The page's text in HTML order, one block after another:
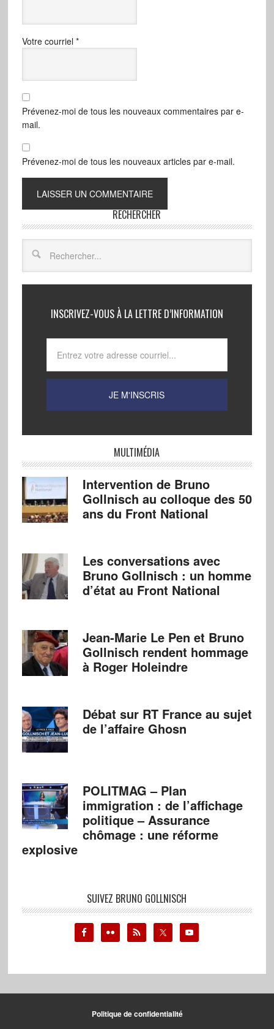
Votre courriel *
Prévenez-moi de tous les nouveaux commentaires par e-
mail.
Prévenez-moi de tous les nouveaux articles par e-mail.
RECHERCHER
INSCRIVEZ-VOUS À LA LETTRE D’INFORMATION
MULTIMÉDIA
Intervention de Bruno
Gollnisch au colloque des 50
ans du Front National
Les conversations avec
Bruno Gollnisch : un homme
d’état au Front National
Jean-Marie Le Pen et Bruno
Gollnisch rendent hommage
à Roger Holeindre
Débat sur RT France au sujet
de l’affaire Ghosn
POLITMAG – Plan
immigration : de l’affichage
politique – Assurance
chômage : une réforme
explosive
SUIVEZ BRUNO GOLLNISCH
Politique de confidentialité